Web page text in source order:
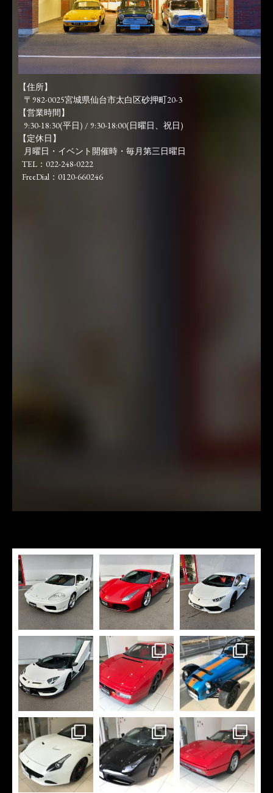
【住所】
〒982-0025宮城県仙台市太白区砂押町20-3
【営業時間】
9:30-18:30(平日) / 9:30-18:00(日曜日、祝日)
【定休日】
月曜日・イベント開催時・毎月第三日曜日
TEL：022-248-0222
FreeDial：0120-660246